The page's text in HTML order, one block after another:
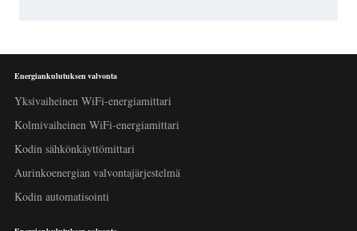
Energiankulutuksen valvonta
Yksivaiheinen WiFi-energiamittari
Kolmivaiheinen WiFi-energiamittari
Kodin sähkönkäyttömittari
Aurinkoenergian valvontajärjestelmä
Kodin automatisointi